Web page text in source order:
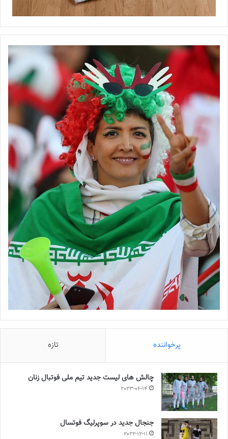
◾️با فوتبالز همراه شوید
فوتبالزرا در اینستاگرام دنبال کنید ◾️footballs.women@
برچسب ها روزنامه ورزشی زنان گیشه مطبوعات
پرخواننده تازه
چالش هاى ليست جدید تيم ملى فوتبال زنان
2023-06-14
جنجال جدید در سوپرلیگ فوتسال
2022-12-11